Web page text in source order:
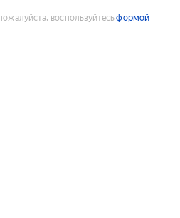
воспользуйтесьформой